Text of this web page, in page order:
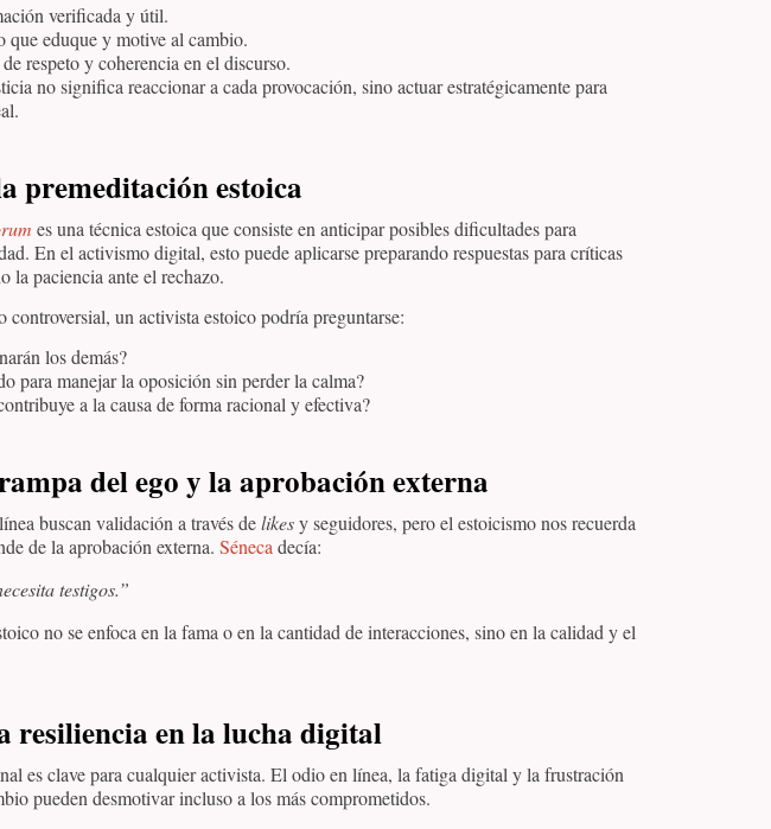
verificada y útil.
que eduque y motive al cambio.
respeto y coherencia en el discurso.
no significa reaccionar a cada provocación, sino actuar estratégicamente para
premeditación estoica
es una técnica estoica que consiste en anticipar posibles dificultades para
En el activismo digital, esto puede aplicarse preparando respuestas para críticas
la paciencia ante el rechazo.
controversial, un activista estoico podría preguntarse:
los demás?
para manejar la oposición sin perder la calma?
a la causa de forma racional y efectiva?
del ego y la aprobación externa
buscan validación a través delikesy seguidores, pero el estoicismo nos recuerda
de la aprobación externa. Sénecadecía:
testigos.”
no se enfoca en la fama o en la cantidad de interacciones, sino en la calidad y el
resiliencia en la lucha digital
es clave para cualquier activista. El odio en línea, la fatiga digital y la frustración
pueden desmotivar incluso a los más comprometidos.